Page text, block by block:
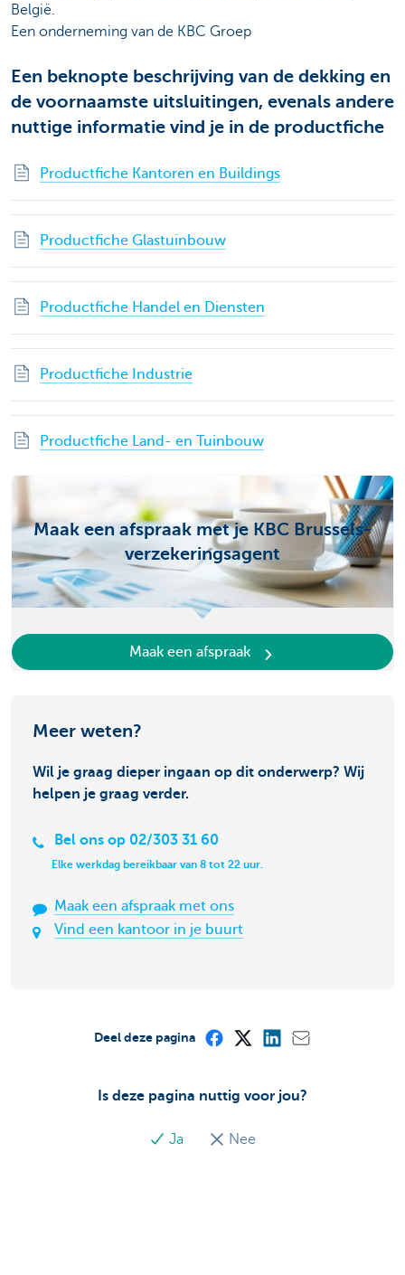
België.
Een onderneming van de KBC Groep
Een beknopte beschrijving van de dekking en
de voornaamste uitsluitingen, evenals andere
nuttige informatie vind je in de productfiche
Productfiche Kantoren en Buildings
Productfiche Glastuinbouw
Productfiche Handel en Diensten
Productfiche Industrie
Productfiche Land- en Tuinbouw
Maak een afspraak met je KBC Brussels-
verzekeringsagent
Maak een afspraak
Meer weten?
Wil je graag dieper ingaan op dit onderwerp? Wij
helpen je graag verder.
Bel ons op 02/303 31 60
Elke werkdag bereikbaar van 8 tot 22 uur.
Maak een afspraak met ons
Vind een kantoor in je buurt
Is deze pagina nuttig voor jou?
Ja Nee
Deel deze pagina